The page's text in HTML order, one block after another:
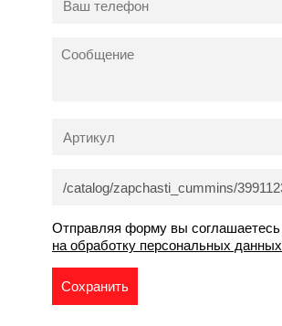
Отправляя форму вы соглашаетесь
на обработку персональных данных